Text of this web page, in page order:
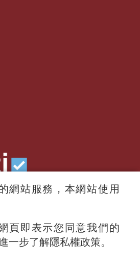
Taiwan International).
reserved.
網站服務，本網站使用
頁即表示您同意我們的
一步了解隱私權政策。